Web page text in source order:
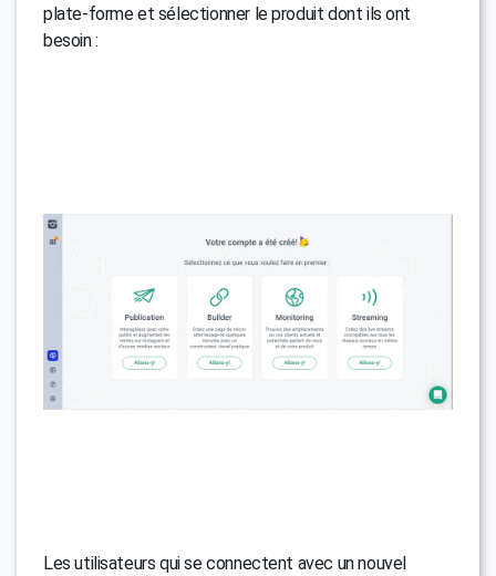
plate-forme et sélectionner le produit dont ils ont
besoin :
Les utilisateurs qui se connectent avec un nouvel